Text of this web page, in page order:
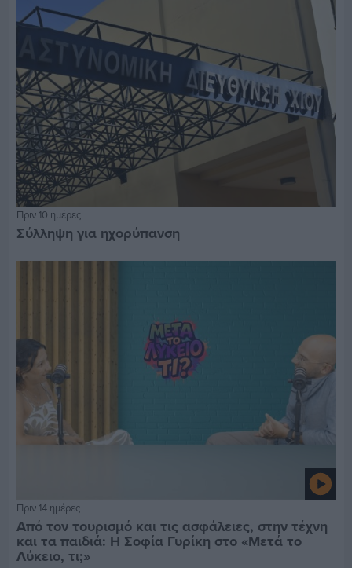
Πριν 10 ημέρες
Σύλληψη για ηχορύπανση
Πριν 14 ημέρες
Από τον τουρισμό και τις ασφάλειες, στην τέχνη
και τα παιδιά: Η Σοφία Γυρίκη στο «Μετά το
Λύκειο, τι;»